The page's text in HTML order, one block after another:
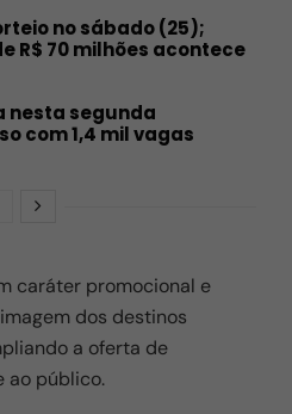
no sábado (25);
R$ 70 milhões acontece
nesta segunda
com 1,4 mil vagas
caráter promocional e
dos destinos
a oferta de
ao público.